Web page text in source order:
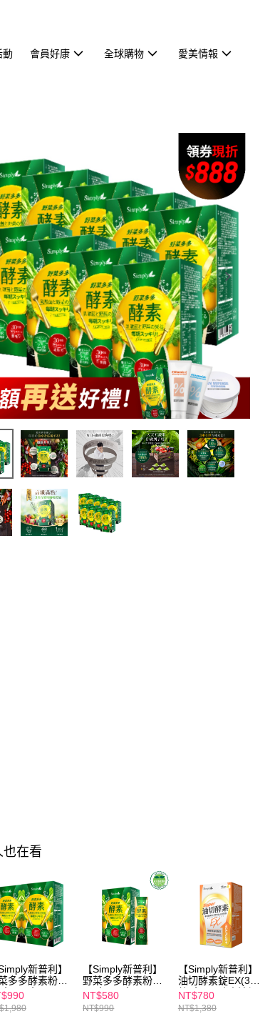
動 會員好康 全球購物 愛美情報
也在看
新普利】
多多酵素粉15
(x2盒)
【Simply新普利】
野菜多多酵素粉15
入/盒 (x1盒)
NT$580
NT$990
【Simply新普利】
油切酵素錠EX(30
錠/盒)(日酵素油切)
NT$780
NT$1,380